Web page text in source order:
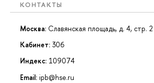
КОНТАКТЫ
Москва: Славянская площадь, д. 4, стр. 2
Кабинет: 306
Индекс: 109074
Email: ipb@hse.ru